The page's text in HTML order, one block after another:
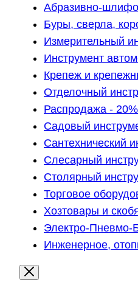
Абразивно-
Буры, сверла,
Измерительный
Инструмент
Крепеж и
Отделочный
Распродажа - 20%
Садовый
Сантехнический
Слесарный
Столярный
Торговое
Хозтовары и
Электро-Пневмо-
Инженерное,